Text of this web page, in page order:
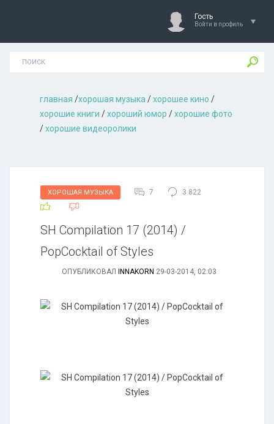
Гость
Войти в профиль
главная /хорошая музыкa /хорошее кино /
хорошие книги /хороший юмор /хорошие фото
/хорошие видеоролики
ХОРОШАЯ МУЗЫКА 7 3 822
SH Compilation 17 (2014) /
PopCocktail of Styles
ОПУБЛИКОВАЛ INNAKORN 29-03-2014, 02:03